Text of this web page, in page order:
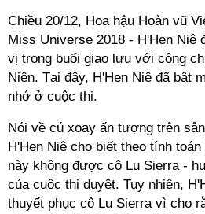
Chiều 20/12, Hoa hậu Hoàn vũ
Miss Universe 2018 - H'Hen Niê
vị trong buổi giao lưu với công
Niên. Tại đây, H'Hen Niê đã bật
nhớ ở cuộc thi.
Nói về cú xoay ấn tượng trên
H'Hen Niê cho biết theo tính
này không được cô Lu Sierra -
của cuộc thi duyệt. Tuy nhiên,
thuyết phục cô Lu Sierra vì cho